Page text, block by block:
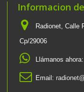
Informacion
Radionet, Calle
Cp/29006
Llámanos ahora:
Email: